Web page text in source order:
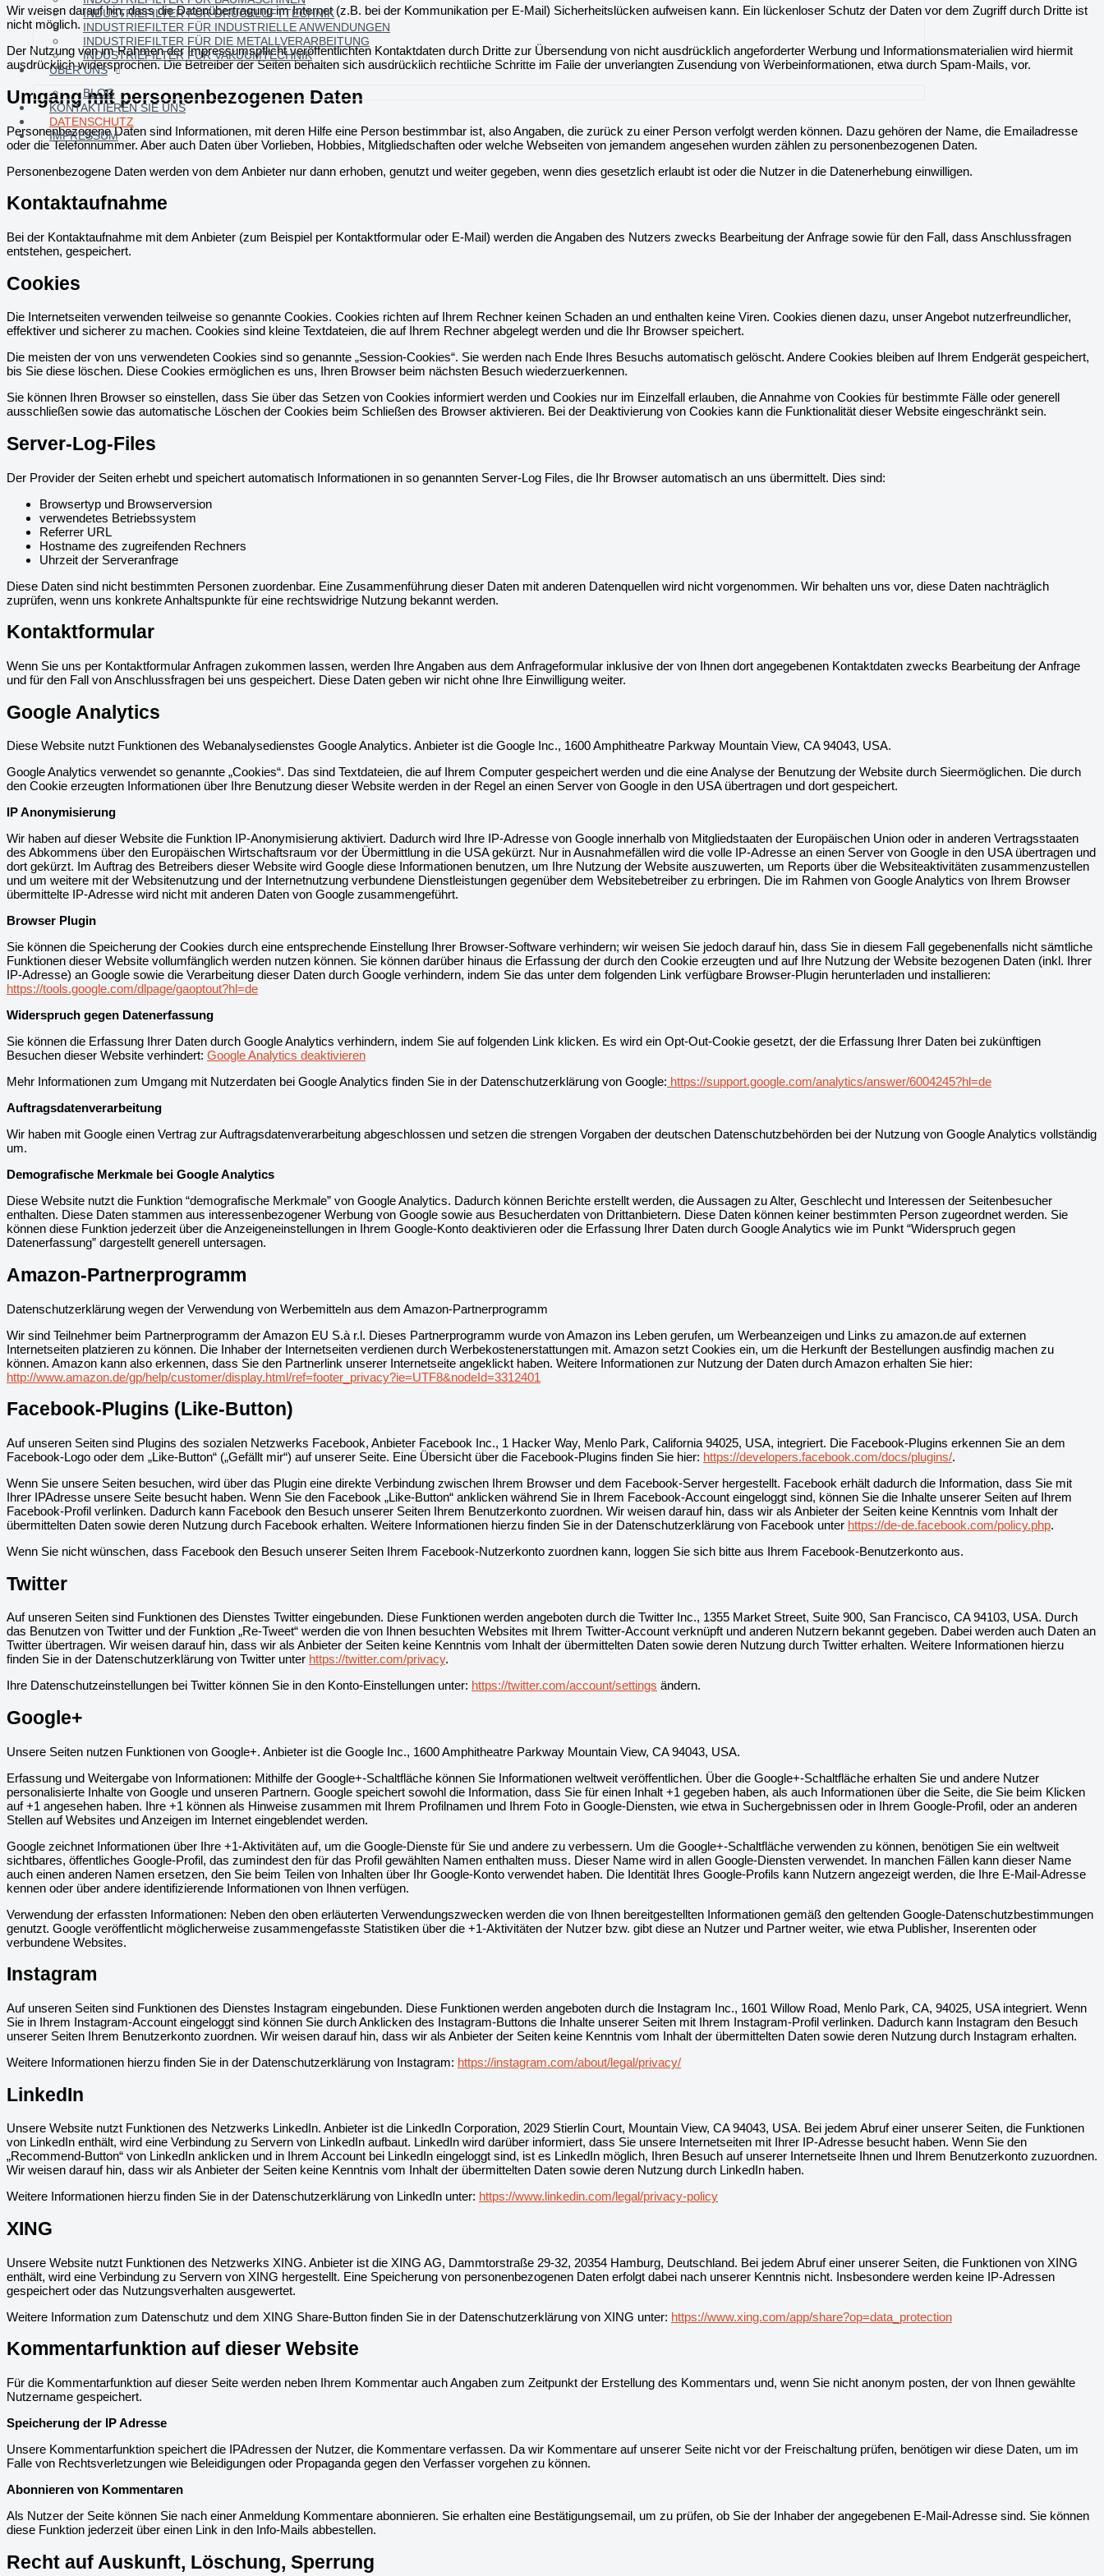
INDUSTRIEFILTER FÜR DRUCKLUFTTECHNIK
INDUSTRIEFILTER FÜR INDUSTRIELLE ANWENDUNGEN
INDUSTRIEFILTER FÜR DIE METALLVERARBEITUNG
INDUSTRIEFILTER FÜR VAKUUMTECHNIK
ÜBER UNS
BLOG
KONTAKTIEREN SIE UNS
DATENSCHUTZ
IMPRESSUM
Wir weisen darauf hin, dass die Datenübertragung im Internet (z.B. bei der Kommunikation per E-Mail) Sicherheitslücken aufweisen kann. Ein lückenloser Schutz der Daten vor dem Zugriff durch Dritte ist
nicht möglich.
Der Nutzung von im Rahmen der Impressumspflicht veröffentlichten Kontaktdaten durch Dritte zur Übersendung von nicht ausdrücklich angeforderter Werbung und Informationsmaterialien wird hiermit
ausdrücklich widersprochen. Die Betreiber der Seiten behalten sich ausdrücklich rechtliche Schritte im Falle der unverlangten Zusendung von Werbeinformationen, etwa durch Spam-Mails, vor.
Umgang mit personenbezogenen Daten
Personenbezogene Daten sind Informationen, mit deren Hilfe eine Person bestimmbar ist, also Angaben, die zurück zu einer Person verfolgt werden können. Dazu gehören der Name, die Emailadresse
oder die Telefonnummer. Aber auch Daten über Vorlieben, Hobbies, Mitgliedschaften oder welche Webseiten von jemandem angesehen wurden zählen zu personenbezogenen Daten.
Personenbezogene Daten werden von dem Anbieter nur dann erhoben, genutzt und weiter gegeben, wenn dies gesetzlich erlaubt ist oder die Nutzer in die Datenerhebung einwilligen.
Kontaktaufnahme
Bei der Kontaktaufnahme mit dem Anbieter (zum Beispiel per Kontaktformular oder E-Mail) werden die Angaben des Nutzers zwecks Bearbeitung der Anfrage sowie für den Fall, dass Anschlussfragen
entstehen, gespeichert.
Cookies
Die Internetseiten verwenden teilweise so genannte Cookies. Cookies richten auf Ihrem Rechner keinen Schaden an und enthalten keine Viren. Cookies dienen dazu, unser Angebot nutzerfreundlicher,
effektiver und sicherer zu machen. Cookies sind kleine Textdateien, die auf Ihrem Rechner abgelegt werden und die Ihr Browser speichert.
Die meisten der von uns verwendeten Cookies sind so genannte „Session-Cookies“. Sie werden nach Ende Ihres Besuchs automatisch gelöscht. Andere Cookies bleiben auf Ihrem Endgerät gespeichert,
bis Sie diese löschen. Diese Cookies ermöglichen es uns, Ihren Browser beim nächsten Besuch wiederzuerkennen.
Sie können Ihren Browser so einstellen, dass Sie über das Setzen von Cookies informiert werden und Cookies nur im Einzelfall erlauben, die Annahme von Cookies für bestimmte Fälle oder generell
ausschließen sowie das automatische Löschen der Cookies beim Schließen des Browser aktivieren. Bei der Deaktivierung von Cookies kann die Funktionalität dieser Website eingeschränkt sein.
Server-Log-Files
Der Provider der Seiten erhebt und speichert automatisch Informationen in so genannten Server-Log Files, die Ihr Browser automatisch an uns übermittelt. Dies sind:
Browsertyp und Browserversion
verwendetes Betriebssystem
Referrer URL
Hostname des zugreifenden Rechners
Uhrzeit der Serveranfrage
Diese Daten sind nicht bestimmten Personen zuordenbar. Eine Zusammenführung dieser Daten mit anderen Datenquellen wird nicht vorgenommen. Wir behalten uns vor, diese Daten nachträglich
zuprüfen, wenn uns konkrete Anhaltspunkte für eine rechtswidrige Nutzung bekannt werden.
Kontaktformular
Wenn Sie uns per Kontaktformular Anfragen zukommen lassen, werden Ihre Angaben aus dem Anfrageformular inklusive der von Ihnen dort angegebenen Kontaktdaten zwecks Bearbeitung der Anfrage
und für den Fall von Anschlussfragen bei uns gespeichert. Diese Daten geben wir nicht ohne Ihre Einwilligung weiter.
Google Analytics
Diese Website nutzt Funktionen des Webanalysedienstes Google Analytics. Anbieter ist die Google Inc., 1600 Amphitheatre Parkway Mountain View, CA 94043, USA.
Google Analytics verwendet so genannte „Cookies“. Das sind Textdateien, die auf Ihrem Computer gespeichert werden und die eine Analyse der Benutzung der Website durch Sieermöglichen. Die durch
den Cookie erzeugten Informationen über Ihre Benutzung dieser Website werden in der Regel an einen Server von Google in den USA übertragen und dort gespeichert.
IP Anonymisierung
Wir haben auf dieser Website die Funktion IP-Anonymisierung aktiviert. Dadurch wird Ihre IP-Adresse von Google innerhalb von Mitgliedstaaten der Europäischen Union oder in anderen Vertragsstaaten
des Abkommens über den Europäischen Wirtschaftsraum vor der Übermittlung in die USA gekürzt. Nur in Ausnahmefällen wird die volle IP-Adresse an einen Server von Google in den USA übertragen und
dort gekürzt. Im Auftrag des Betreibers dieser Website wird Google diese Informationen benutzen, um Ihre Nutzung der Website auszuwerten, um Reports über die Websiteaktivitäten zusammenzustellen
und um weitere mit der Websitenutzung und der Internetnutzung verbundene Dienstleistungen gegenüber dem Websitebetreiber zu erbringen. Die im Rahmen von Google Analytics von Ihrem Browser
übermittelte IP-Adresse wird nicht mit anderen Daten von Google zusammengeführt.
Browser Plugin
Sie können die Speicherung der Cookies durch eine entsprechende Einstellung Ihrer Browser-Software verhindern; wir weisen Sie jedoch darauf hin, dass Sie in diesem Fall gegebenenfalls nicht sämtliche
Funktionen dieser Website vollumfänglich werden nutzen können. Sie können darüber hinaus die Erfassung der durch den Cookie erzeugten und auf Ihre Nutzung der Website bezogenen Daten (inkl. Ihrer
IP-Adresse) an Google sowie die Verarbeitung dieser Daten durch Google verhindern, indem Sie das unter dem folgenden Link verfügbare Browser-Plugin herunterladen und installieren:
https://tools.google.com/dlpage/gaoptout?hl=de
Widerspruch gegen Datenerfassung
Sie können die Erfassung Ihrer Daten durch Google Analytics verhindern, indem Sie auf folgenden Link klicken. Es wird ein Opt-Out-Cookie gesetzt, der die Erfassung Ihrer Daten bei zukünftigen
Besuchen dieser Website verhindert: Google Analytics deaktivieren
Mehr Informationen zum Umgang mit Nutzerdaten bei Google Analytics finden Sie in der Datenschutzerklärung von Google: https://support.google.com/analytics/answer/6004245?hl=de
Auftragsdatenverarbeitung
Wir haben mit Google einen Vertrag zur Auftragsdatenverarbeitung abgeschlossen und setzen die strengen Vorgaben der deutschen Datenschutzbehörden bei der Nutzung von Google Analytics vollständig
um.
Demografische Merkmale bei Google Analytics
Diese Website nutzt die Funktion “demografische Merkmale” von Google Analytics. Dadurch können Berichte erstellt werden, die Aussagen zu Alter, Geschlecht und Interessen der Seitenbesucher
enthalten. Diese Daten stammen aus interessenbezogener Werbung von Google sowie aus Besucherdaten von Drittanbietern. Diese Daten können keiner bestimmten Person zugeordnet werden. Sie
können diese Funktion jederzeit über die Anzeigeneinstellungen in Ihrem Google-Konto deaktivieren oder die Erfassung Ihrer Daten durch Google Analytics wie im Punkt “Widerspruch gegen
Datenerfassung” dargestellt generell untersagen.
Amazon-Partnerprogramm
Datenschutzerklärung wegen der Verwendung von Werbemitteln aus dem Amazon-Partnerprogramm
Wir sind Teilnehmer beim Partnerprogramm der Amazon EU S.à r.l. Dieses Partnerprogramm wurde von Amazon ins Leben gerufen, um Werbeanzeigen und Links zu amazon.de auf externen
Internetseiten platzieren zu können. Die Inhaber der Internetseiten verdienen durch Werbekostenerstattungen mit. Amazon setzt Cookies ein, um die Herkunft der Bestellungen ausfindig machen zu
können. Amazon kann also erkennen, dass Sie den Partnerlink unserer Internetseite angeklickt haben. Weitere Informationen zur Nutzung der Daten durch Amazon erhalten Sie hier:
http://www.amazon.de/gp/help/customer/display.html/ref=footer_privacy?ie=UTF8&nodeId=3312401
Facebook-Plugins (Like-Button)
Auf unseren Seiten sind Plugins des sozialen Netzwerks Facebook, Anbieter Facebook Inc., 1 Hacker Way, Menlo Park, California 94025, USA, integriert. Die Facebook-Plugins erkennen Sie an dem
Facebook-Logo oder dem „Like-Button“ („Gefällt mir“) auf unserer Seite. Eine Übersicht über die Facebook-Plugins finden Sie hier: https://developers.facebook.com/docs/plugins/.
Wenn Sie unsere Seiten besuchen, wird über das Plugin eine direkte Verbindung zwischen Ihrem Browser und dem Facebook-Server hergestellt. Facebook erhält dadurch die Information, dass Sie mit
Ihrer IPAdresse unsere Seite besucht haben. Wenn Sie den Facebook „Like-Button“ anklicken während Sie in Ihrem Facebook-Account eingeloggt sind, können Sie die Inhalte unserer Seiten auf Ihrem
Facebook-Profil verlinken. Dadurch kann Facebook den Besuch unserer Seiten Ihrem Benutzerkonto zuordnen. Wir weisen darauf hin, dass wir als Anbieter der Seiten keine Kenntnis vom Inhalt der
übermittelten Daten sowie deren Nutzung durch Facebook erhalten. Weitere Informationen hierzu finden Sie in der Datenschutzerklärung von Facebook unter https://de-de.facebook.com/policy.php.
Wenn Sie nicht wünschen, dass Facebook den Besuch unserer Seiten Ihrem Facebook-Nutzerkonto zuordnen kann, loggen Sie sich bitte aus Ihrem Facebook-Benutzerkonto aus.
Twitter
Auf unseren Seiten sind Funktionen des Dienstes Twitter eingebunden. Diese Funktionen werden angeboten durch die Twitter Inc., 1355 Market Street, Suite 900, San Francisco, CA 94103, USA. Durch
das Benutzen von Twitter und der Funktion „Re-Tweet“ werden die von Ihnen besuchten Websites mit Ihrem Twitter-Account verknüpft und anderen Nutzern bekannt gegeben. Dabei werden auch Daten an
Twitter übertragen. Wir weisen darauf hin, dass wir als Anbieter der Seiten keine Kenntnis vom Inhalt der übermittelten Daten sowie deren Nutzung durch Twitter erhalten. Weitere Informationen hierzu
finden Sie in der Datenschutzerklärung von Twitter unter https://twitter.com/privacy.
Ihre Datenschutzeinstellungen bei Twitter können Sie in den Konto-Einstellungen unter: https://twitter.com/account/settings ändern.
Google+
Unsere Seiten nutzen Funktionen von Google+. Anbieter ist die Google Inc., 1600 Amphitheatre Parkway Mountain View, CA 94043, USA.
Erfassung und Weitergabe von Informationen: Mithilfe der Google+-Schaltfläche können Sie Informationen weltweit veröffentlichen. Über die Google+-Schaltfläche erhalten Sie und andere Nutzer
personalisierte Inhalte von Google und unseren Partnern. Google speichert sowohl die Information, dass Sie für einen Inhalt +1 gegeben haben, als auch Informationen über die Seite, die Sie beim Klicken
auf +1 angesehen haben. Ihre +1 können als Hinweise zusammen mit Ihrem Profilnamen und Ihrem Foto in Google-Diensten, wie etwa in Suchergebnissen oder in Ihrem Google-Profil, oder an anderen
Stellen auf Websites und Anzeigen im Internet eingeblendet werden.
Google zeichnet Informationen über Ihre +1-Aktivitäten auf, um die Google-Dienste für Sie und andere zu verbessern. Um die Google+-Schaltfläche verwenden zu können, benötigen Sie ein weltweit
sichtbares, öffentliches Google-Profil, das zumindest den für das Profil gewählten Namen enthalten muss. Dieser Name wird in allen Google-Diensten verwendet. In manchen Fällen kann dieser Name
auch einen anderen Namen ersetzen, den Sie beim Teilen von Inhalten über Ihr Google-Konto verwendet haben. Die Identität Ihres Google-Profils kann Nutzern angezeigt werden, die Ihre E-Mail-Adresse
kennen oder über andere identifizierende Informationen von Ihnen verfügen.
Verwendung der erfassten Informationen: Neben den oben erläuterten Verwendungszwecken werden die von Ihnen bereitgestellten Informationen gemäß den geltenden Google-Datenschutzbestimmungen
genutzt. Google veröffentlicht möglicherweise zusammengefasste Statistiken über die +1-Aktivitäten der Nutzer bzw. gibt diese an Nutzer und Partner weiter, wie etwa Publisher, Inserenten oder
verbundene Websites.
Instagram
Auf unseren Seiten sind Funktionen des Dienstes Instagram eingebunden. Diese Funktionen werden angeboten durch die Instagram Inc., 1601 Willow Road, Menlo Park, CA, 94025, USA integriert. Wenn
Sie in Ihrem Instagram-Account eingeloggt sind können Sie durch Anklicken des Instagram-Buttons die Inhalte unserer Seiten mit Ihrem Instagram-Profil verlinken. Dadurch kann Instagram den Besuch
unserer Seiten Ihrem Benutzerkonto zuordnen. Wir weisen darauf hin, dass wir als Anbieter der Seiten keine Kenntnis vom Inhalt der übermittelten Daten sowie deren Nutzung durch Instagram erhalten.
Weitere Informationen hierzu finden Sie in der Datenschutzerklärung von Instagram: https://instagram.com/about/legal/privacy/
LinkedIn
Unsere Website nutzt Funktionen des Netzwerks LinkedIn. Anbieter ist die LinkedIn Corporation, 2029 Stierlin Court, Mountain View, CA 94043, USA. Bei jedem Abruf einer unserer Seiten, die Funktionen
von LinkedIn enthält, wird eine Verbindung zu Servern von LinkedIn aufbaut. LinkedIn wird darüber informiert, dass Sie unsere Internetseiten mit Ihrer IP-Adresse besucht haben. Wenn Sie den
„Recommend-Button“ von LinkedIn anklicken und in Ihrem Account bei LinkedIn eingeloggt sind, ist es LinkedIn möglich, Ihren Besuch auf unserer Internetseite Ihnen und Ihrem Benutzerkonto zuzuordnen.
Wir weisen darauf hin, dass wir als Anbieter der Seiten keine Kenntnis vom Inhalt der übermittelten Daten sowie deren Nutzung durch LinkedIn haben.
Weitere Informationen hierzu finden Sie in der Datenschutzerklärung von LinkedIn unter: https://www.linkedin.com/legal/privacy-policy
XING
Unsere Website nutzt Funktionen des Netzwerks XING. Anbieter ist die XING AG, Dammtorstraße 29-32, 20354 Hamburg, Deutschland. Bei jedem Abruf einer unserer Seiten, die Funktionen von XING
enthält, wird eine Verbindung zu Servern von XING hergestellt. Eine Speicherung von personenbezogenen Daten erfolgt dabei nach unserer Kenntnis nicht. Insbesondere werden keine IP-Adressen
gespeichert oder das Nutzungsverhalten ausgewertet.
Weitere Information zum Datenschutz und dem XING Share-Button finden Sie in der Datenschutzerklärung von XING unter: https://www.xing.com/app/share?op=data_protection
Kommentarfunktion auf dieser Website
Für die Kommentarfunktion auf dieser Seite werden neben Ihrem Kommentar auch Angaben zum Zeitpunkt der Erstellung des Kommentars und, wenn Sie nicht anonym posten, der von Ihnen gewählte
Nutzername gespeichert.
Speicherung der IP Adresse
Unsere Kommentarfunktion speichert die IPAdressen der Nutzer, die Kommentare verfassen. Da wir Kommentare auf unserer Seite nicht vor der Freischaltung prüfen, benötigen wir diese Daten, um im
Falle von Rechtsverletzungen wie Beleidigungen oder Propaganda gegen den Verfasser vorgehen zu können.
Abonnieren von Kommentaren
Als Nutzer der Seite können Sie nach einer Anmeldung Kommentare abonnieren. Sie erhalten eine Bestätigungsemail, um zu prüfen, ob Sie der Inhaber der angegebenen E-Mail-Adresse sind. Sie können
diese Funktion jederzeit über einen Link in den Info-Mails abbestellen.
Recht auf Auskunft, Löschung, Sperrung